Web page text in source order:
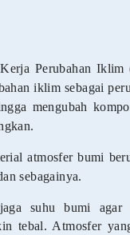
Perubahan
iklim sebagai
mengubah
atmosfer bumi
sebagainya.
suhu bumi agar
tebal. Atmosfer